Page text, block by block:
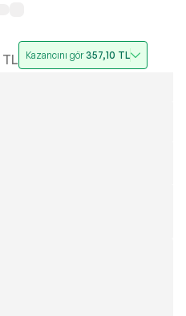
TL Kazancını gör357,10 TL